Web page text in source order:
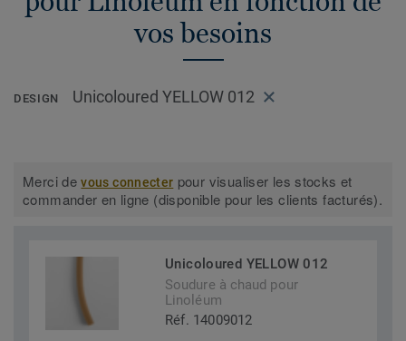
vos besoins
DESIGN Unicoloured YELLOW 012
Merci devous connecter pour visualiser les stocks et
commander en ligne (disponible pour les clients facturés).
Unicoloured YELLOW 012
Soudure à chaud pour
Linoléum
Réf. 14009012